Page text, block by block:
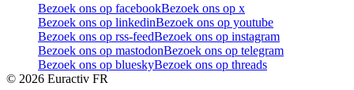
Bezoek ons op facebookBezoek ons op x
Bezoek ons op linkedinBezoek ons op youtube
Bezoek ons op rss-feedBezoek ons op instagram
Bezoek ons op mastodonBezoek ons op telegram
Bezoek ons op blueskyBezoek ons op threads
© 2026 Euractiv FR